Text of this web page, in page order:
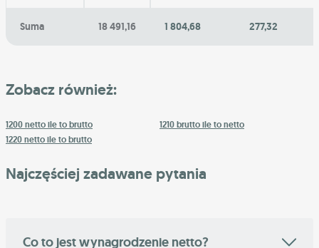
Suma 18 491,16 1 804,68 277,32
Zobacz również:
1200 netto ile to brutto
1210 brutto ile to netto
1220 netto ile to brutto
Najczęściej zadawane pytania
Co to jest wynagrodzenie netto?